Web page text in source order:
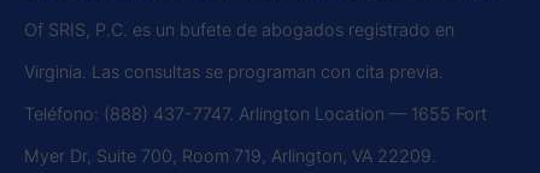
Of SRIS, P.C. es un bufete de abogados registrado en
Virginia. Las consultas se programan con cita previa.
Teléfono: (888) 437-7747. Arlington Location — 1655 Fort
Myer Dr, Suite 700, Room 719, Arlington, VA 22209.